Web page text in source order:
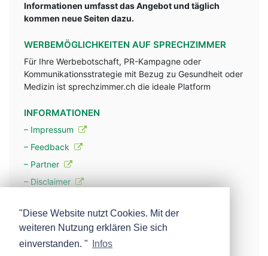
Informationen umfasst das Angebot und täglich
kommen neue Seiten dazu.
WERBEMÖGLICHKEITEN AUF SPRECHZIMMER
Für Ihre Werbebotschaft, PR-Kampagne oder
Kommunikationsstrategie mit Bezug zu Gesundheit oder
Medizin ist sprechzimmer.ch die ideale Platform
INFORMATIONEN
– Impressum
– Feedback
– Partner
– Disclaimer
– Werbung
– Mehr über unsere Experten
"Diese Website nutzt Cookies. Mit der
weiteren Nutzung erklären Sie sich
einverstanden. "
Infos